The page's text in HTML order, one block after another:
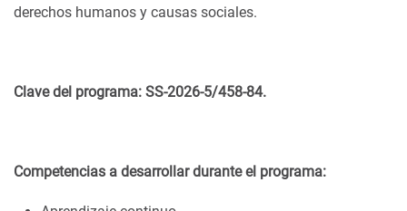
derechos humanos y causas sociales.
Clave del programa: SS-2026-5/458-84.
Competencias a desarrollar durante el programa: